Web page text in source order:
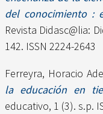
del conocimiento :
Revista Didasc@lia:
142. ISSN 2224-2643
Ferreyra, Horacio
la educación en
educativo, 1 (3). s.p.